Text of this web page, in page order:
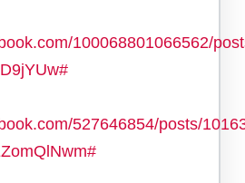
100068801066562/
527646854/posts/